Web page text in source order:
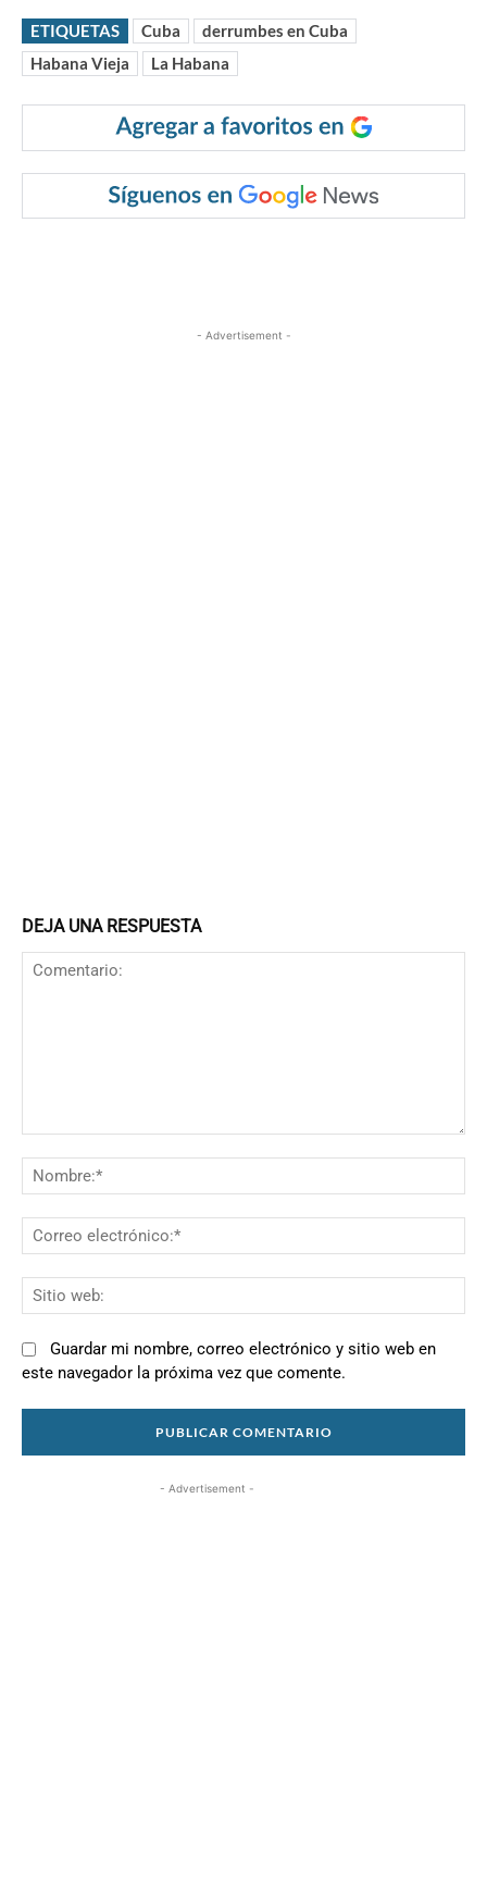
ETIQUETAS Cuba
derrumbes en Cuba
Habana Vieja
La Habana
- Advertisement -
DEJA UNA RESPUESTA
Guardar mi nombre, correo electrónico y sitio web en
este navegador la próxima vez que comente.
- Advertisement -